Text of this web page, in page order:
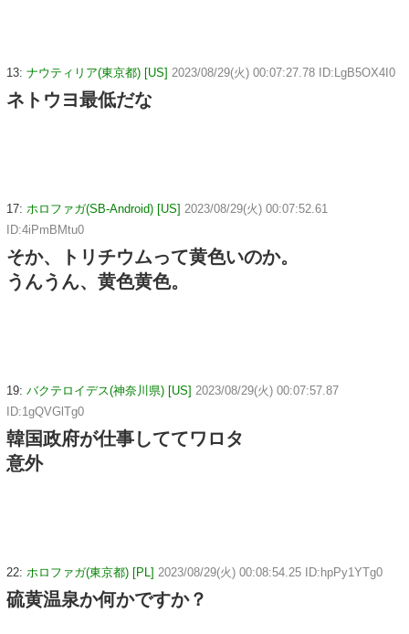
13: ナウティリア(東京都) [US] 2023/08/29(火) 00:07:27.78 ID:LgB5OX4I0
ネトウヨ最低だな
17: ホロファガ(SB-Android) [US] 2023/08/29(火) 00:07:52.61
ID:4iPmBMtu0
そか、トリチウムって黄色いのか。
うんうん、黄色黄色。
19: バクテロイデス(神奈川県) [US] 2023/08/29(火) 00:07:57.87
ID:1gQVGlTg0
韓国政府が仕事しててワロタ
意外
22: ホロファガ(東京都) [PL] 2023/08/29(火) 00:08:54.25 ID:hpPy1YTg0
硫黄温泉か何かですか？